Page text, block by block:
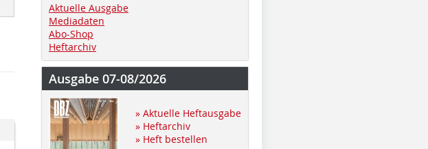
Aktuelle Ausgabe
Mediadaten
Abo-Shop
Heftarchiv
Ausgabe 07-08/2026
» Aktuelle Heftausgabe
» Heftarchiv
» Heft bestellen